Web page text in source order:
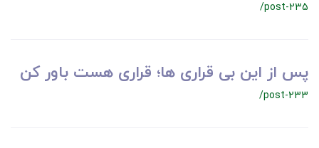
/post-235
پس از این بی قراری ها؛ قراری هست باور کن
/post-233